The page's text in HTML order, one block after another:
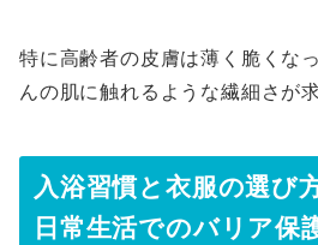
特に高齢者の皮膚は薄く脆くな
んの肌に触れるような繊細さが
入浴習慣と衣服の選び
日常生活でのバリア保